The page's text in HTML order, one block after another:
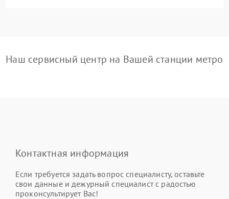
Наш сервисный центр на Вашей станции метро
Контактная информация
Если требуется задать вопрос специалисту, оставьте
свои данные и дежурный специалист с радостью
проконсультирует Вас!